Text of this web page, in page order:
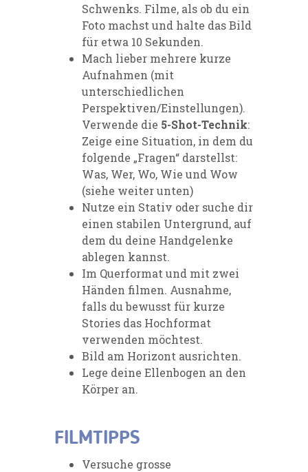
Schwenks. Filme, als ob du ein
Foto machst und halte das Bild
für etwa 10 Sekunden.
Mach lieber mehrere kurze
Aufnahmen (mit
unterschiedlichen
Perspektiven/Einstellungen).
Verwende die 5-Shot-Technik:
Zeige eine Situation, in dem du
folgende „Fragen“ darstellst:
Was, Wer, Wo, Wie und Wow
(siehe weiter unten)
Nutze ein Stativ oder suche dir
einen stabilen Untergrund, auf
dem du deine Handgelenke
ablegen kannst.
Im Querformat und mit zwei
Händen filmen. Ausnahme,
falls du bewusst für kurze
Stories das Hochformat
verwenden möchtest.
Bild am Horizont ausrichten.
Lege deine Ellenbogen an den
Körper an.
FILMTIPPS
Versuche grosse